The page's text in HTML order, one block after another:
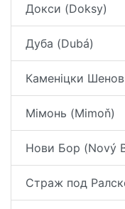
Докси (Doksy)
Дуба (Dubá)
Каменіцки
Мімонь (Mimoň)
Нови Бор (Nový
Страж под